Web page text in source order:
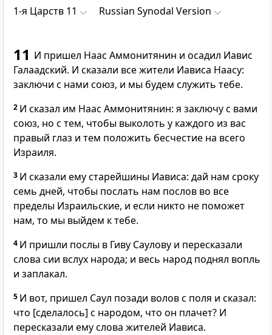
1-я Царств 11 Russian Synodal Version
11 И пришел Наас Аммонитянин и осадил Иавис
Галаадский. И сказали все жители Иависа Наасу:
заключи с нами союз, и мы будем служить тебе.
2 И сказал им Наас Аммонитянин: я заключу с вами
союз, но с тем, чтобы выколоть у каждого из вас
правый глаз и тем положить бесчестие на всего
Израиля.
3 И сказали ему старейшины Иависа: дай нам сроку
семь дней, чтобы послать нам послов во все
пределы Израильские, и если никто не поможет
нам, то мы выйдем к тебе.
4 И пришли послы в Гиву Саулову и пересказали
слова сии вслух народа; и весь народ поднял вопль
и заплакал.
5 И вот, пришел Саул позади волов с поля и сказал:
что [сделалось] с народом, что он плачет? И
пересказали ему слова жителей Иависа.